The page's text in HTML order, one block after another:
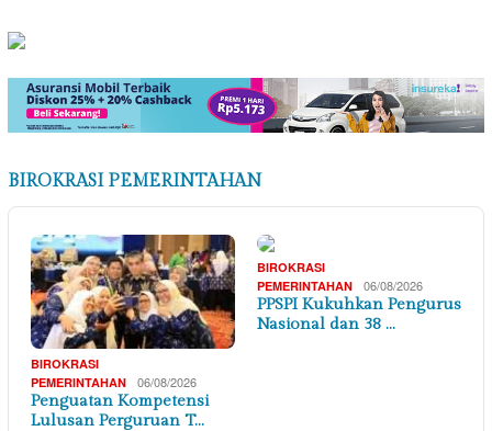
BIROKRASI PEMERINTAHAN
BIROKRASI
PEMERINTAHAN
06/08/2026
Penguatan Kompetensi
Lulusan Perguruan T…
BIROKRASI
PEMERINTAHAN
06/08/2026
PPSPI Kukuhkan Pengurus
Nasional dan 38 …